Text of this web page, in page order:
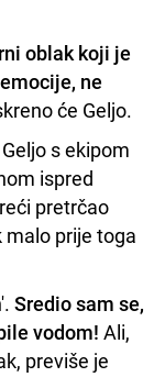
oblak koji je
ne
će Geljo.
s ekipom
ispred
pretrčao
malo prije toga
Sredio sam se,
vodom! Ali,
previše je